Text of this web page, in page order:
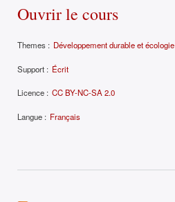
Ouvrir le cours
Themes : Développement durable et écologie
Support : Écrit
Licence : CC BY-NC-SA 2.0
Langue : Français